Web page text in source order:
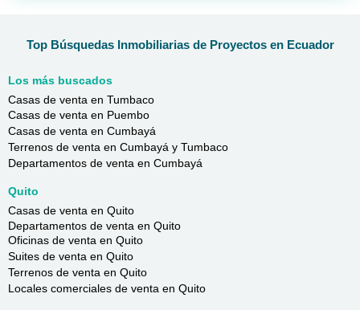
Top Búsquedas Inmobiliarias de Proyectos en Ecuador
Los más buscados
Casas de venta en Tumbaco
Casas de venta en Puembo
Casas de venta en Cumbayá
Terrenos de venta en Cumbayá y Tumbaco
Departamentos de venta en Cumbayá
Quito
Casas de venta en Quito
Departamentos de venta en Quito
Oficinas de venta en Quito
Suites de venta en Quito
Terrenos de venta en Quito
Locales comerciales de venta en Quito